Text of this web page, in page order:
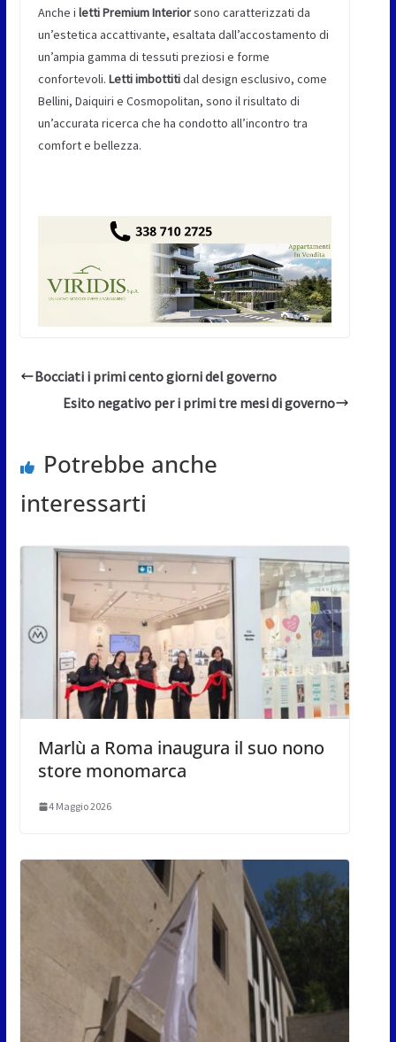
Anche i letti Premium Interiorsono caratterizzati da
un’estetica accattivante, esaltata dall’accostamento di
un’ampia gamma di tessuti preziosi e forme
confortevoli. Letti imbottitidal design esclusivo, come
Bellini, Daiquiri e Cosmopolitan, sono il risultato di
un’accurata ricerca che ha condotto all’incontro tra
comfort e bellezza.
Bocciati i primi cento giorni del governo
Esito negativo per i primi tre mesi di governo
Potrebbe anche
interessarti
Marlù a Roma inaugura il suo nono
store monomarca
4 Maggio 2026